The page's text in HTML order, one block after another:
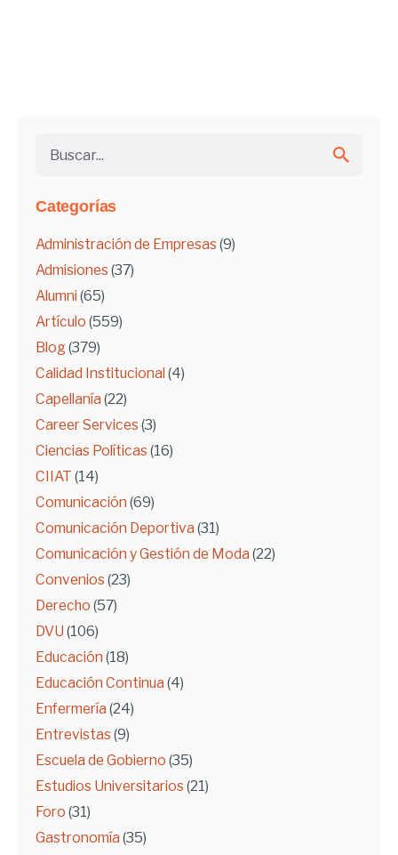
Categorías
Administración de Empresas (9)
Admisiones (37)
Alumni (65)
Artículo (559)
Blog(379)
Calidad Institucional (4)
Capellanía (22)
Career Services (3)
Ciencias Políticas (16)
CIIAT (14)
Comunicación (69)
Comunicación Deportiva (31)
Comunicación y Gestión de Moda (22)
Convenios (23)
Derecho (57)
DVU (106)
Educación (18)
Educación Continua (4)
Enfermería (24)
Entrevistas (9)
Escuela de Gobierno (35)
Estudios Universitarios (21)
Foro (31)
Gastronomía (35)